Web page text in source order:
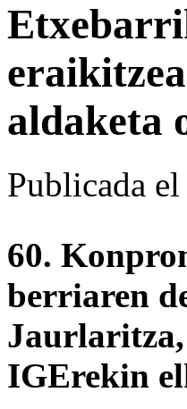
aldaketa
Publicada el
60.
berriaren
IGErekin